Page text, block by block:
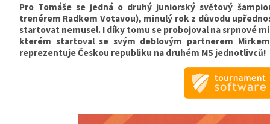
Pro Tomáše se jedná o druhý juniorský světový
trenérem Radkem Votavou), minulý rok z důvodu
startovat nemusel. I díky tomu se probojoval na srpnové
kterém startoval se svým deblovým partnerem
reprezentuje Českou republiku na druhém MS jednotlivců!